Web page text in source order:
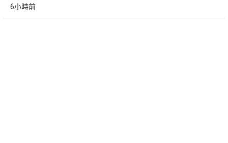
6小時前